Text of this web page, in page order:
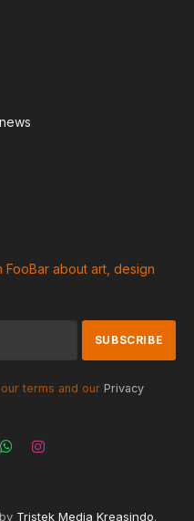
about art, design
terms and our Privacy
WhatsAppInstagram
Tristek Media Kreasindo.